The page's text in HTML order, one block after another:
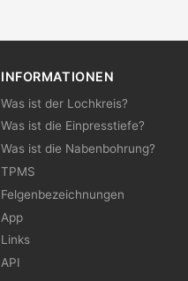
INFORMATIONEN
Was ist der Lochkreis?
Was ist die Einpresstiefe?
Was ist die Nabenbohrung?
TPMS
Felgenbezeichnungen
App
Links
API